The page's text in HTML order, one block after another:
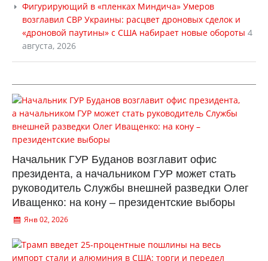
Фигурирующий в «пленках Миндича» Умеров
возглавил СВР Украины: расцвет дроновых сделок и
«дроновой паутины» с США набирает новые обороты 4
августа, 2026
Начальник ГУР Буданов возглавит офис
президента, а начальником ГУР может стать
руководитель Службы внешней разведки Олег
Иващенко: на кону – президентские выборы
Янв 02, 2026